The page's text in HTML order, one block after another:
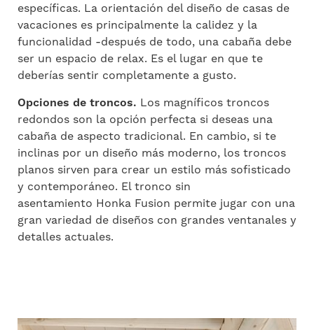
específicas. La orientación del diseño de casas de
vacaciones es principalmente la calidez y la
funcionalidad -después de todo, una cabaña debe
ser un espacio de relax. Es el lugar en que te
deberías sentir completamente a gusto.
Opciones de troncos. Los magníficos troncos
redondos son la opción perfecta si deseas una
cabaña de aspecto tradicional. En cambio, si te
inclinas por un diseño más moderno, los troncos
planos sirven para crear un estilo más sofisticado
y contemporáneo. El tronco sin
asentamiento Honka Fusion permite jugar con una
gran variedad de diseños con grandes ventanales y
detalles actuales.